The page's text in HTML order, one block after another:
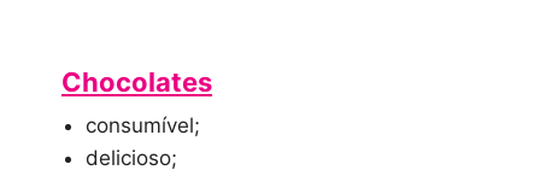
Chocolates
consumível;
delicioso;